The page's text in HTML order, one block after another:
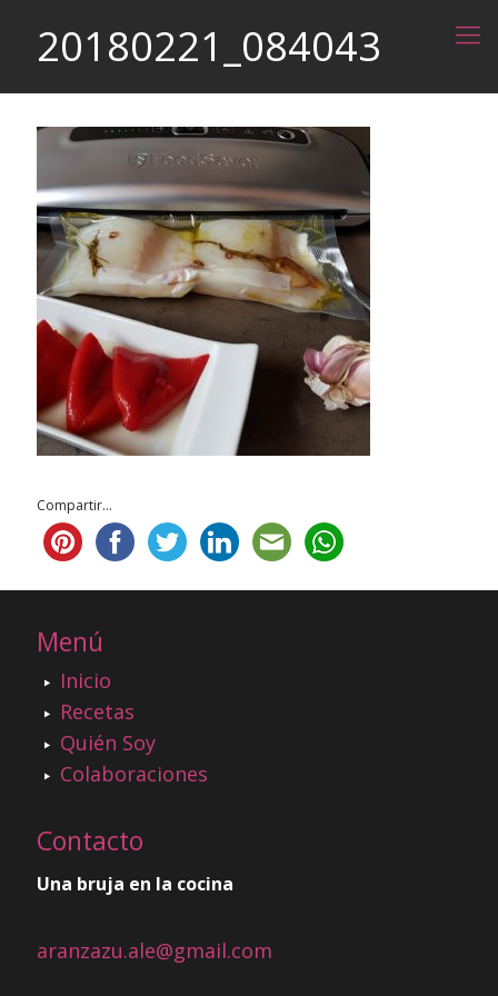
20180221_084043
Compartir...
Menú
Inicio
Recetas
Quién Soy
Colaboraciones
Contacto
Una bruja en la cocina
aranzazu.ale@gmail.com